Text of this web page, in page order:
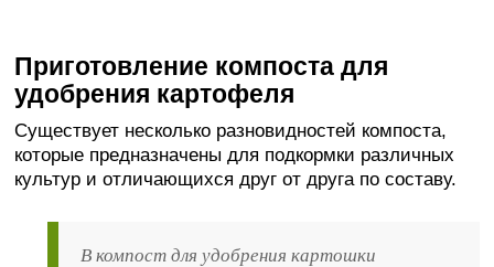
Приготовление компоста для
удобрения картофеля
Существует несколько разновидностей компоста,
которые предназначены для подкормки различных
культур и отличающихся друг от друга по составу.
В компост для удобрения картошки